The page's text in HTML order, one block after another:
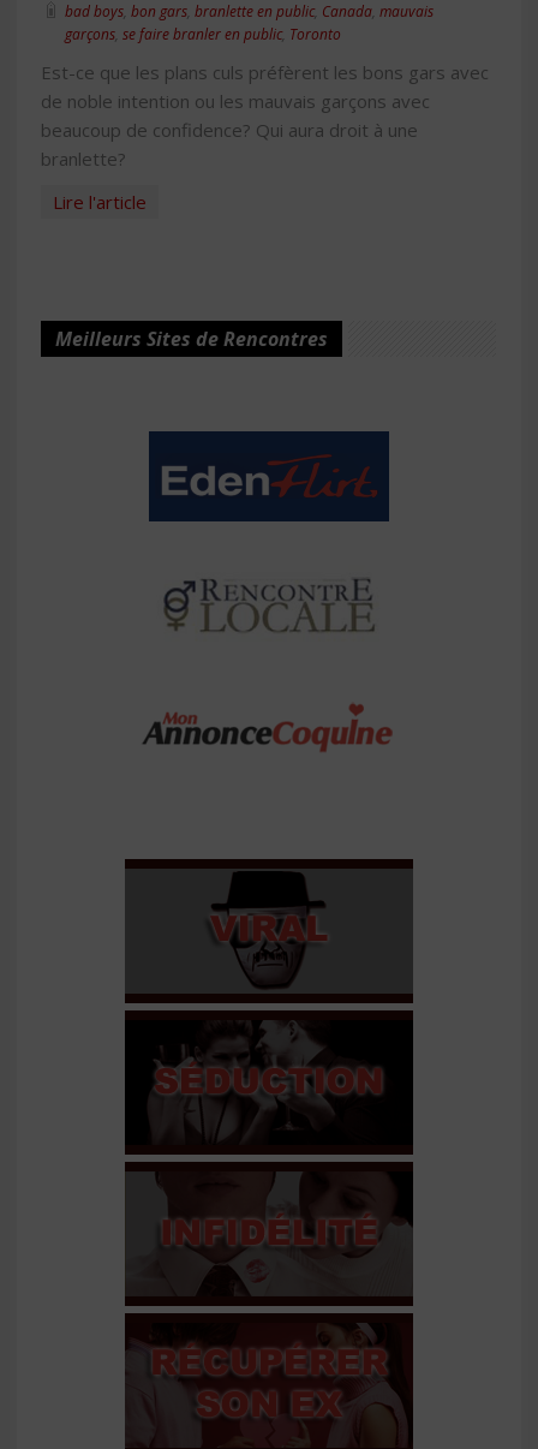
bad boys bon gars branlette en public, Canada mauvais
garçons se faire branler en public, Toronto
Est-ce que les plans culs préfèrent les bons gars avec
de noble intention ou les mauvais garçons avec
beaucoup de confidence? Qui aura droit à une
branlette?
Lire l'article
Meilleurs Sites de Rencontres